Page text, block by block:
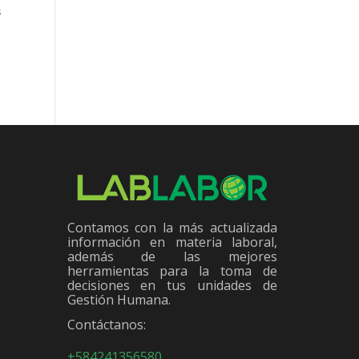
Contamos con la más actualizada
información en materia laboral,
además de las mejores
herramientas para la toma de
decisiones en tus unidades de
Gestión Humana.
Contáctanos: